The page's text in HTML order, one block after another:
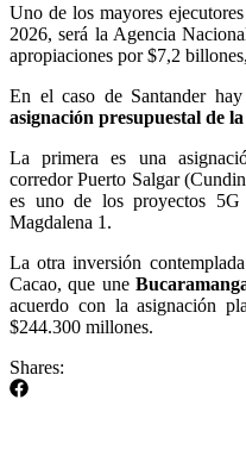
Uno de los mayores
2026, será la Agencia
apropiaciones por $7,2
En el caso de Santander
asignación presupuestal de
La primera es una
corredor Puerto Salgar
es uno de los proyectos
Magdalena 1.
La otra inversión
Cacao, que une
acuerdo con la asignación
$244.300 millones.
Shares: